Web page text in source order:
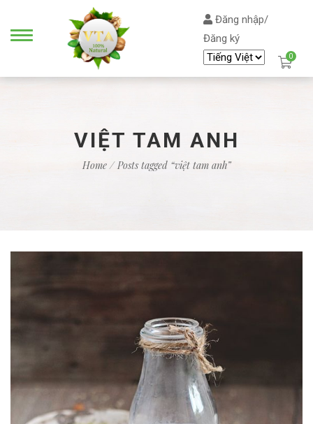
Đăng nhập/
Đăng ký
0
VIỆT TAM ANH
Home/ Posts tagged “việt tam anh”